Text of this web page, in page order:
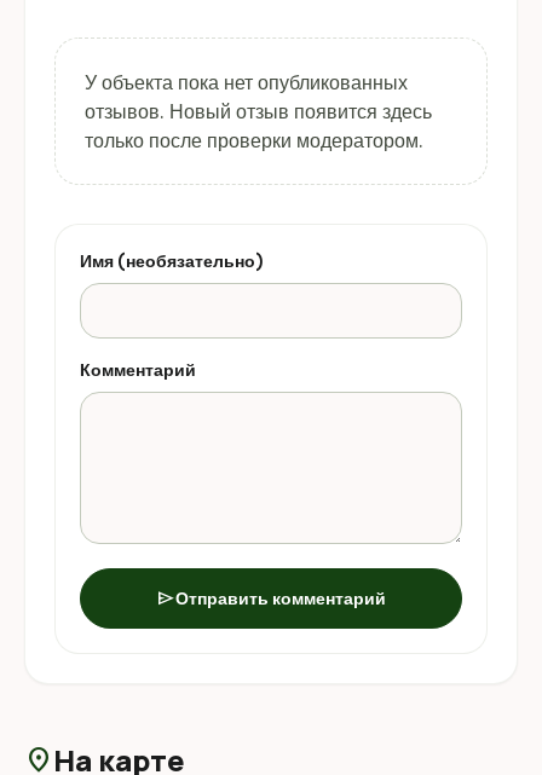
У объекта пока нет опубликованных
отзывов. Новый отзыв появится здесь
только после проверки модератором.
Имя (необязательно)
Комментарий
sendОтправить комментарий
location_on На карте